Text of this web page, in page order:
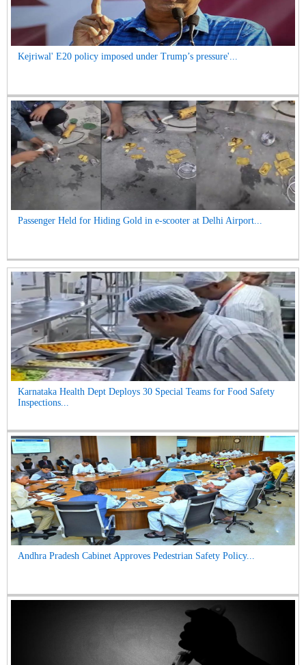
Kejriwal' E20 policy imposed under Trump’s pressure'...
Passenger Held for Hiding Gold in e-scooter at Delhi Airport...
Karnataka Health Dept Deploys 30 Special Teams for Food Safety
Inspections...
Andhra Pradesh Cabinet Approves Pedestrian Safety Policy...